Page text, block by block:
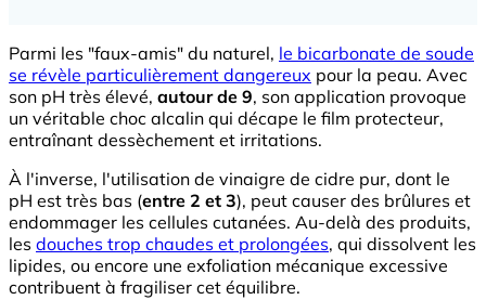
Parmi les "faux-amis" du naturel, le bicarbonate de soude
se révèle particulièrement dangereux pour la peau. Avec
son pH très élevé, autour de 9, son application provoque
un véritable choc alcalin qui décape le film protecteur,
entraînant dessèchement et irritations.
À l'inverse, l'utilisation de vinaigre de cidre pur, dont le
pH est très bas (entre 2 et 3), peut causer des brûlures et
endommager les cellules cutanées. Au-delà des produits,
les douches trop chaudes et prolongées, qui dissolvent les
lipides, ou encore une exfoliation mécanique excessive
contribuent à fragiliser cet équilibre.